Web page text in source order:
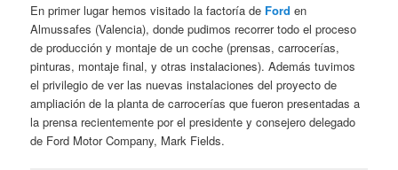
En primer lugar hemos visitado la factoría de Ford en
Almussafes (Valencia), donde pudimos recorrer todo el proceso
de producción y montaje de un coche (prensas, carrocerías,
pinturas, montaje final, y otras instalaciones). Además tuvimos
el privilegio de ver las nuevas instalaciones del proyecto de
ampliación de la planta de carrocerías que fueron presentadas a
la prensa recientemente por el presidente y consejero delegado
de Ford Motor Company, Mark Fields.